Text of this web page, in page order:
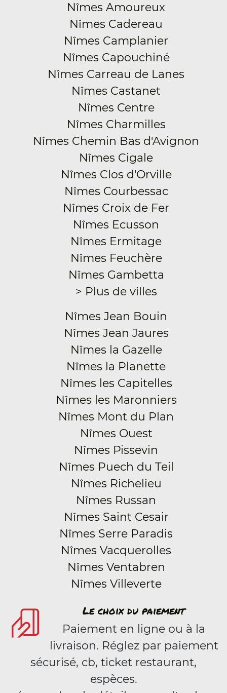
Nîmes Amoureux
Nîmes Cadereau
Nîmes Camplanier
Nîmes Capouchiné
Nîmes Carreau de Lanes
Nîmes Castanet
Nîmes Centre
Nîmes Charmilles
Nîmes Chemin Bas d'Avignon
Nîmes Cigale
Nîmes Clos d'Orville
Nîmes Courbessac
Nîmes Croix de Fer
Nîmes Ecusson
Nîmes Ermitage
Nîmes Feuchère
Nîmes Gambetta
> Plus de villes
Nîmes Jean Bouin
Nîmes Jean Jaures
Nîmes la Gazelle
Nîmes la Planette
Nîmes les Capitelles
Nîmes les Maronniers
Nîmes Mont du Plan
Nîmes Ouest
Nîmes Pissevin
Nîmes Puech du Teil
Nîmes Richelieu
Nîmes Russan
Nîmes Saint Cesair
Nîmes Serre Paradis
Nîmes Vacquerolles
Nîmes Ventabren
Nîmes Villeverte
Le choix du paiement
Paiement en ligne ou à la
livraison. Réglez par paiement
sécurisé, cb, ticket restaurant,
espèces.